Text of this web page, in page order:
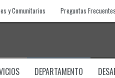
y Comunitarios Preguntas Frecuentes
DEPARTAMENTO